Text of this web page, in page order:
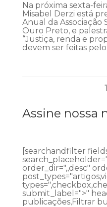
Na próxima sexta-
Misabel Derzi está
Anual da Associação
Ouro Preto, e
“Justiça, renda e
devem ser feitas
1
Assine nossa
[searchandfilter
order_dir=",,desc"
submit_label=">"
publicações,Filtrar